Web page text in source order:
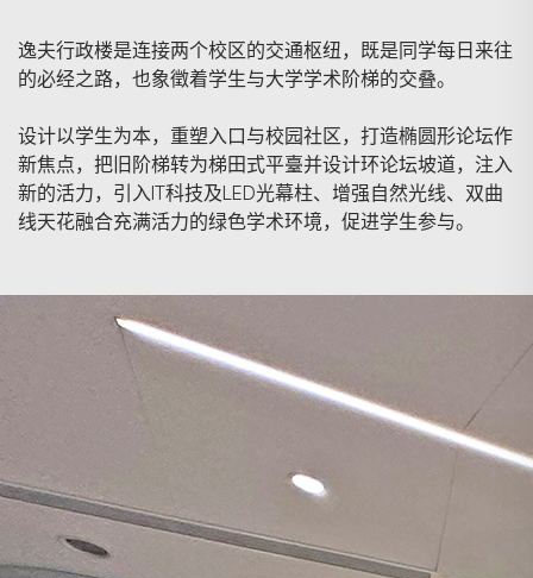
逸夫行政楼是连接两个校区的交通枢纽，既是同学每日来往
的必经之路，也象徵着学生与大学学术阶梯的交叠。
设计以学生为本，重塑入口与校园社区，打造椭圆形论坛作
新焦点，把旧阶梯转为梯田式平臺并设计环论坛坡道，注入
新的活力，引入IT科技及LED光幕柱、增强自然光线、双曲
线天花融合充满活力的绿色学术环境，促进学生参与。